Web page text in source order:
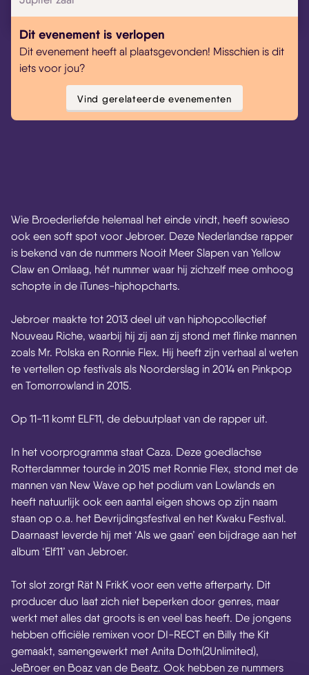
Dit evenement is verlopen
Dit evenement heeft al plaatsgevonden! Misschien is dit
iets voor jou?
Vind gerelateerde evenementen
Wie Broederliefde helemaal het einde vindt, heeft sowieso
ook een soft spot voor Jebroer. Deze Nederlandse rapper
is bekend van de nummers Nooit Meer Slapen van Yellow
Claw en Omlaag, hét nummer waar hij zichzelf mee omhoog
schopte in de iTunes-hiphopcharts.
Jebroer maakte tot 2013 deel uit van hiphopcollectief
Nouveau Riche, waarbij hij zij aan zij stond met flinke mannen
zoals Mr. Polska en Ronnie Flex. Hij heeft zijn verhaal al weten
te vertellen op festivals als Noorderslag in 2014 en Pinkpop
en Tomorrowland in 2015.
Op 11-11 komt ELF11, de debuutplaat van de rapper uit.
In het voorprogramma staat Caza. Deze goedlachse
Rotterdammer tourde in 2015 met Ronnie Flex, stond met de
mannen van New Wave op het podium van Lowlands en
heeft natuurlijk ook een aantal eigen shows op zijn naam
staan op o.a. het Bevrijdingsfestival en het Kwaku Festival.
Daarnaast leverde hij met ‘Als we gaan’ een bijdrage aan het
album ‘Elf11’ van Jebroer.
Tot slot zorgt Rät N FrikK voor een vette afterparty. Dit
producer duo laat zich niet beperken door genres, maar
werkt met alles dat groots is en veel bas heeft. De jongens
hebben officiële remixen voor DI-RECT en Billy the Kit
gemaakt, samengewerkt met Anita Doth(2Unlimited),
JeBroer en Boaz van de Beatz. Ook hebben ze nummers